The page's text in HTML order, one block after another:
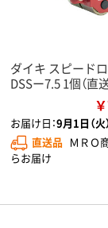
ダイキ スピード
DSSー7.5 1個（直
お届け日：9月1日（火
直送品 ＭＲＯ
らお届け